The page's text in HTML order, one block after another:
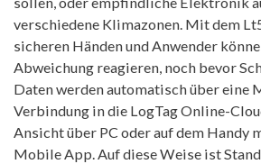
verschiedene Klimazonen. Mit dem
sicheren Händen und Anwender
Abweichung reagieren, noch bevor
Daten werden automatisch über eine
Verbindung in die LogTag Online-
Ansicht über PC oder auf dem Handy
Mobile App. Auf diese Weise ist